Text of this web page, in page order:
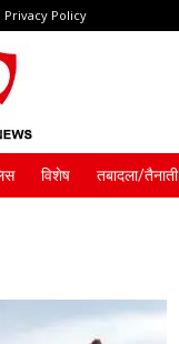
Privacy Policy
विशेष तबादला/तैनाती